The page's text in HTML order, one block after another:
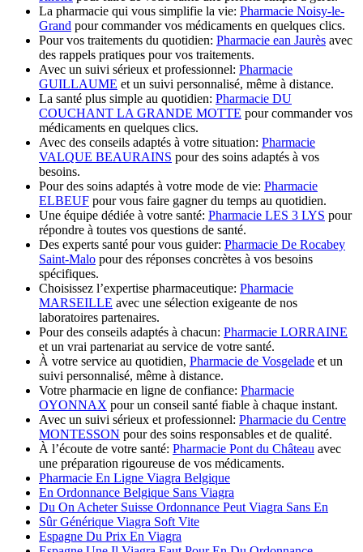
La pharmacie qui vous simplifie la vie: Pharmacie Noisy-le-
Grand pour commander vos médicaments en quelques clics.
Pour vos traitements du quotidien: Pharmacie ean Jaurès avec
des rappels pratiques pour vos traitements.
Avec un suivi sérieux et professionnel: Pharmacie
GUILLAUME et un suivi personnalisé, même à distance.
La santé plus simple au quotidien: Pharmacie DU
COUCHANT LA GRANDE MOTTE pour commander vos
médicaments en quelques clics.
Avec des conseils adaptés à votre situation: Pharmacie
VALQUE BEAURAINS pour des soins adaptés à vos
besoins.
Pour des soins adaptés à votre mode de vie: Pharmacie
ELBEUF pour vous faire gagner du temps au quotidien.
Une équipe dédiée à votre santé: Pharmacie LES 3 LYS pour
répondre à toutes vos questions de santé.
Des experts santé pour vous guider: Pharmacie De Rocabey
Saint-Malo pour des réponses concrètes à vos besoins
spécifiques.
Choisissez l’expertise pharmaceutique: Pharmacie
MARSEILLE avec une sélection exigeante de nos
laboratoires partenaires.
Pour des conseils adaptés à chacun: Pharmacie LORRAINE
et un vrai partenariat au service de votre santé.
À votre service au quotidien, Pharmacie de Vosgelade et un
suivi personnalisé, même à distance.
Votre pharmacie en ligne de confiance: Pharmacie
OYONNAX pour un conseil santé fiable à chaque instant.
Avec un suivi sérieux et professionnel: Pharmacie du Centre
MONTESSON pour des soins responsables et de qualité.
À l’écoute de votre santé: Pharmacie Pont du Château avec
une préparation rigoureuse de vos médicaments.
Pharmacie En Ligne Viagra Belgique
En Ordonnance Belgique Sans Viagra
Du On Acheter Suisse Ordonnance Peut Viagra Sans En
Sûr Générique Viagra Soft Vite
Espagne Du Prix En Viagra